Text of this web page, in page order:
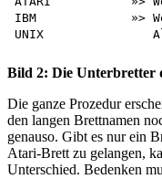
IBM             »>
Bild 2: Die Unterbretter
Die ganze Prozedur
den langen Brettnamen
genauso. Gibt es nur ein
Atari-Brett zu gelangen,
Unterschied. Bedenken